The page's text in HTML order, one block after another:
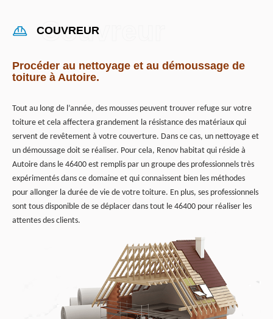
COUVREUR
Procéder au nettoyage et au démoussage de
toiture à Autoire.
Tout au long de l’année, des mousses peuvent trouver refuge sur votre
toiture et cela affectera grandement la résistance des matériaux qui
servent de revêtement à votre couverture. Dans ce cas, un nettoyage et
un démoussage doit se réaliser. Pour cela, Renov habitat qui réside à
Autoire dans le 46400 est remplis par un groupe des professionnels très
expérimentés dans ce domaine et qui connaissent bien les méthodes
pour allonger la durée de vie de votre toiture. En plus, ses professionnels
sont tous disponible de se déplacer dans tout le 46400 pour réaliser les
attentes des clients.